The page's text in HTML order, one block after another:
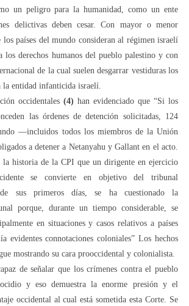
un peligro para la humanidad, como un ente
delictivas deben cesar. Con mayor o menor
los países del mundo consideran al régimen israelí
los derechos humanos del pueblo palestino y con
de la cual suelen desgarrar vestiduras los
la entidad infanticida israelí.
occidentales (4) han evidenciado que “Si los
las órdenes de detención solicitadas, 124
—incluidos todos los miembros de la Unión
a detener a Netanyahu y Gallant en el acto.
la historia de la CPI que un dirigente en ejercicio
se convierte en objetivo del tribunal
sus primeros días, se ha cuestionado la
porque, durante un tiempo considerable, se
en situaciones y casos relativos a países
evidentes connotaciones coloniales” Los hechos
mostrando su cara prooccidental y colonialista.
de señalar que los crímenes contra el pueblo
y eso demuestra la enorme presión y el
occidental al cual está sometida esta Corte. Se